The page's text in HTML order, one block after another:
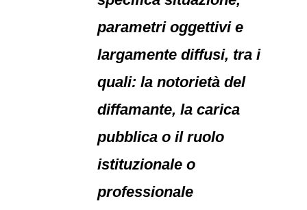
parametri oggettivi e
largamente diffusi, tra i
quali: la notorietà del
diffamante, la carica
pubblica o il ruolo
istituzionale o
professionale